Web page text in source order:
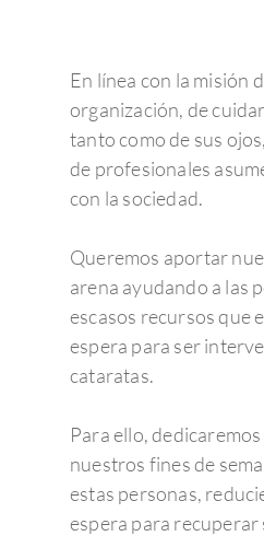
En línea con la misión
organización, de
tanto como de sus
de profesionales
con la sociedad.
Queremos aportar
arena ayudando a las
escasos recursos que
espera para ser
cataratas.
Para ello,
nuestros fines de
estas personas,
espera para recuperar